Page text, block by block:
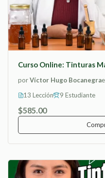
Curso Online: Tinturas
porVíctor Hugo Bocanegra
13 Lección
9 Estudiante
$585.00